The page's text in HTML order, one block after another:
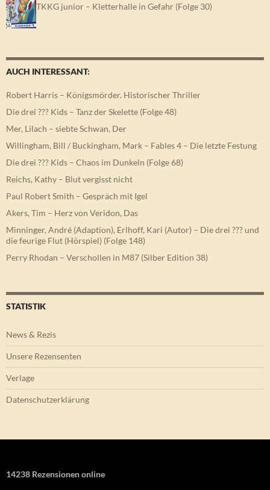
TKKG junior – Kletterhalle in Gefahr (Folge 30)
AUCH INTERESSANT:
Robert Harris – Königsmörder. Historischer Thriller
Die drei ??? Kids – Tanz der Skelette (Folge 48)
Mer, Lilach – siebte Schwan, Der
Willingham, Bill / Buckingham, Mark – Fables 4 – Die letzte Festung
Die drei ??? Kids – Chaos im Dunkeln (Folge 68)
Reichs, Kathy – Blut vergisst nicht
Paul Robert Smith – Gespräch mit Igel
Akers, Tim – Herz von Veridon, Das
Minninger, André (Adaption), Erlhoff, Kari (Autor) – Die drei ??? und
die feurige Flut (Hörspiel) (Folge 148)
Perry Rhodan – Verschollen in M87 (Silber Edition 38)
STATISTIK
News & Rezis
Unsere Rezensenten
Verlage
Datenschutzerklärung
14238 Rezensionen online